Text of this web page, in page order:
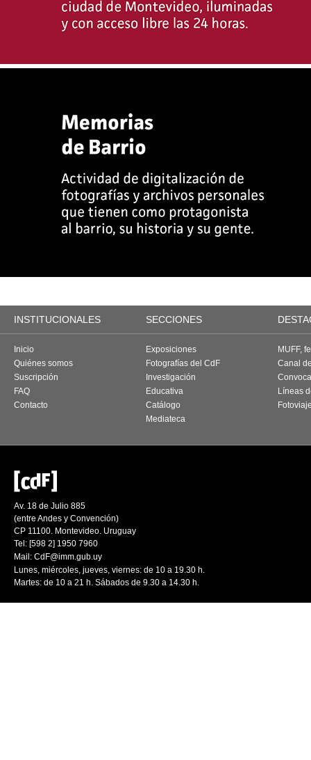
INSTITUCIONALES SECCIONES
Inicio
Quiénes somos
Suscripción
FAQ
Contacto
Exposiciones
Fotografías del CdF
Investigación
Educativa
Catálogo
Mediateca
MUFF,
Canal
Líneas
Av. 18 de Julio 885
(entre Andes y Convención)
CP 11100. Montevideo. Uruguay
Tel: [598 2] 1950 7960
Mail: CdF@imm.gub.uy
Lunes, miércoles, jueves, viernes: de 10 a 19.30 h.
Martes: de 10 a 21 h. Sábados de 9.30 a 14.30 h.